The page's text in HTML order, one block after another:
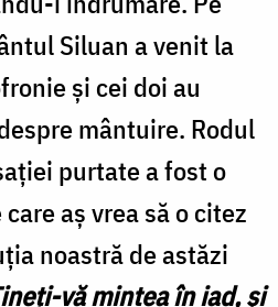
Siluan a venit la
și cei doi au
mântuire. Rodul
purtate a fost o
aș vrea să o citez
noastră de astăzi
vă mintea în iad, şi